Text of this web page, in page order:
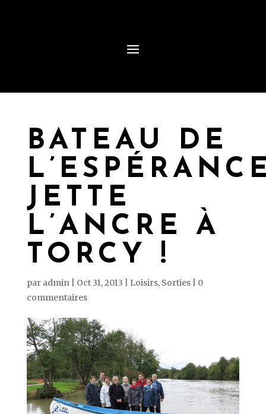
BATEAU DE
JETTE
L’ANCRE À
TORCY !
par admin| Oct 31, 2013 Loisirs, Sorties| 0
commentaires